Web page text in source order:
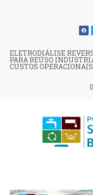
ELETRODIÁLISE
PARA REÚSO
CUSTOS